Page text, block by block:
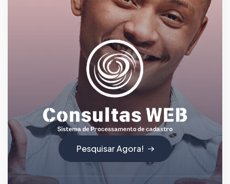
Pesquisar Agora!